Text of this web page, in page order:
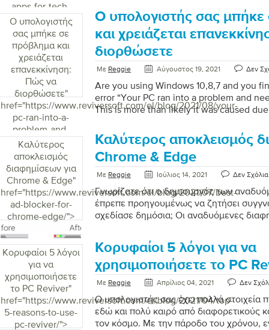
apps-for-tech-
fans/">
expectations from the top iOS app
many iOS apps are created to help users
dive in to find out about the most
Fluid Navigation Gestures We are
Ο υπολογιστής
σας μπήκε σε
πρόβλημα και
χρειάζεται
επανεκκίνηση:
Πώς να
διορθώσετε"
href="https://www.reviversoft.com/el/blog/2021/08/your-
pc-ran-into-a-
problem-and-
needs-to-restart-
how-to-fix/">
Ο υπολογιστής σας
και χρειάζεται
διορθώσετε
Με Reggie Αύγουστος 19, 2021 Δεν
Are you using Windows 10,8,7 and you
error “Your PC ran into a problem and
This is more than likely it was caused
overheating, virus attack, or forceful
that you encounter the blue screen
into a problem is due to the above
we’ll focus on how best to solve the
solutions work […]
Καλύτερος
αποκλεισμός
διαφημίσεων για
Chrome & Edge"
href="https://www.reviversoft.com/el/blog/2021/07/best-
ad-blocker-for-
chrome-edge/">
Καλύτερος αποκλεισμός
Chrome & Edge
Με Reggie Ιούλιος 14, 2021 Δεν Σχόλια
Γνωρίζατε ότι ο δημιουργός των
έπρεπε προηγουμένως να ζητήσει
σχεδίασε δημόσια; Οι αναδυόμενες
που υπάρχουν ποτέ. Τα αναδυόμενα
διαφημίσεων ήταν πάντα το κέντρο του
ήξερε ότι οι εταιρικές εταιρείες θα
του για να προωθούν τόσες πολλές
κάθε μέρα. Όχι μόνο οι διαφημίσεις
καταλαμβάνουν περιττά δεδομένα και
συσκευές μας αργές. Ειδικά όταν δεν
Κορυφαίοι 5 λόγοι
για να
χρησιμοποιήσετε
το PC Reviver"
href="https://www.reviversoft.com/el/blog/2021/04/top-
5-reasons-to-use-
pc-reviver/">
Κορυφαίοι 5 λόγοι για να
χρησιμοποιήσετε το PC
Με Reggie Απρίλιος 04, 2021 Δεν
Ο υπολογιστής σας έχει πολλά στοιχεία
εδώ και πολύ καιρό από διαφορετικούς
τον κόσμο. Με την πάροδο του χρόνου,